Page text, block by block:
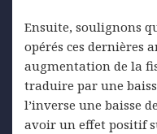
Ensuite, soulignons
opérés ces dernières
augmentation de la
traduire par une
l’inverse une baisse
avoir un effet positif